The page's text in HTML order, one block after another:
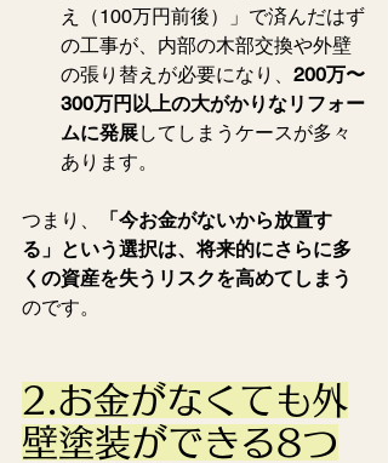
え（100万円前後）」で済んだはず
の工事が、内部の木部交換や外壁
の張り替えが必要になり、 200万〜
300万円以上の大がかりなリフォー
ムに発展してしまうケースが多々
あります。
つまり、
「今お金がないから放置す
る」という選択は、将来的にさらに多
くの資産を失うリスクを高めてしまう
のです。
2.お金がなくても外
壁塗装ができる8つ